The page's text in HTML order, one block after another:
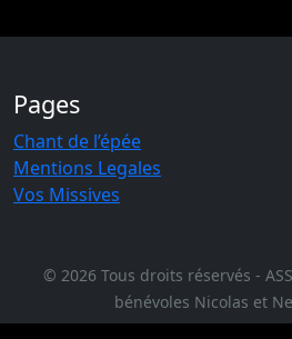
Pages
Chant de l’épée
Mentions Legales
Vos Missives
© 2026 Tous droits réservés -
bénévoles Nicolas et